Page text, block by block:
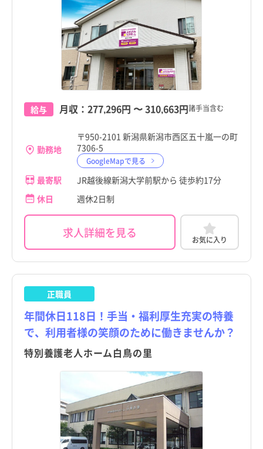
給与 月収： 277,296円 〜310,663円諸手当含む
勤務地
〒950-2101 新潟県新潟市西区五十嵐一の町
7306-5
GoogleMapで見る
最寄駅
JR越後線新潟大学前駅から 徒歩約17分
休日
週休2日制
求人詳細を見る お気に入り
正職員
年間休日118日！手当・福利厚生充実の特養
で、利用者様の笑顔のために働きませんか？
特別養護老人ホーム白鳥の里